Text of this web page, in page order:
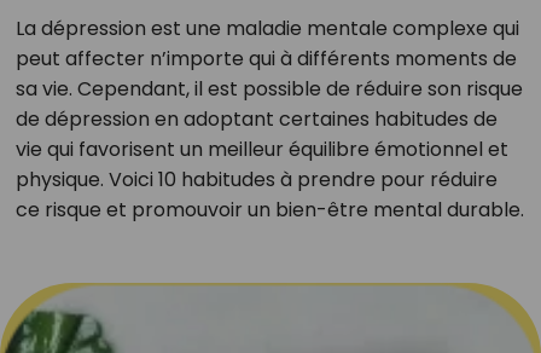
La dépression est une maladie mentale complexe qui
peut affecter n’importe qui à différents moments de
sa vie. Cependant, il est possible de réduire son risque
de dépression en adoptant certaines habitudes de
vie qui favorisent un meilleur équilibre émotionnel et
physique. Voici 10 habitudes à prendre pour réduire
ce risque et promouvoir un bien-être mental durable.